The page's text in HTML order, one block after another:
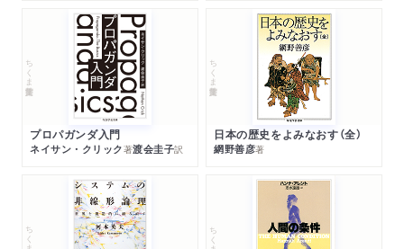
ちくま学芸文庫
プロパガンダ入門
ネイサン・クリック著渡会圭子訳
ちくま学芸文庫
日本の歴史をよみなおす（全）
網野善彦著
ちくま学芸文庫 ちくま学芸文庫